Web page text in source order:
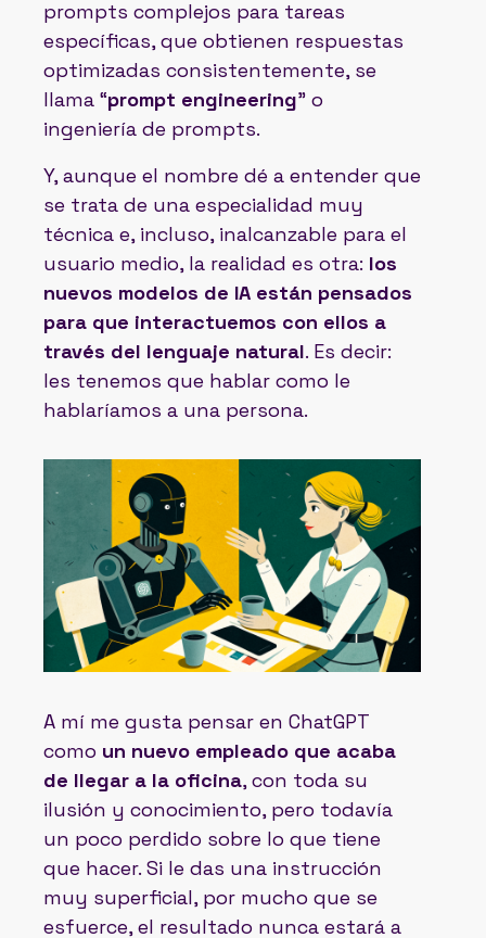
prompts complejos para tareas
específicas, que obtienen respuestas
optimizadas consistentemente, se
llama “prompt engineering” o
ingeniería de prompts.
Y, aunque el nombre dé a entender que
se trata de una especialidad muy
técnica e, incluso, inalcanzable para el
usuario medio, la realidad es otra: los
nuevos modelos de IA están pensados
para que interactuemos con ellos a
través del lenguaje natural. Es decir:
les tenemos que hablar como le
hablaríamos a una persona.
A mí me gusta pensar en ChatGPT
como un nuevo empleado que acaba
de llegar a la oficina, con toda su
ilusión y conocimiento, pero todavía
un poco perdido sobre lo que tiene
que hacer. Si le das una instrucción
muy superficial, por mucho que se
esfuerce, el resultado nunca estará a